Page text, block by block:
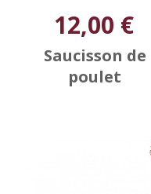
12,00 €
Saucisson de
poulet